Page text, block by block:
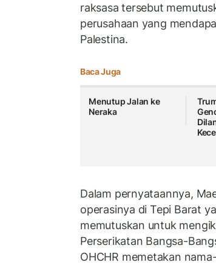
raksasa tersebut
perusahaan yang
Palestina.
Baca Juga
Menutup Jalan ke
Neraka
Dalam pernyataannya,
operasinya di Tepi Barat
memutuskan untuk
Perserikatan Bangsa-
OHCHR memetakan